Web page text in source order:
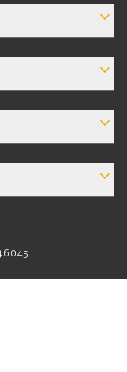
EXPAND_MORE
EXPAND_MORE
EXPAND_MORE
EXPAND_MORE